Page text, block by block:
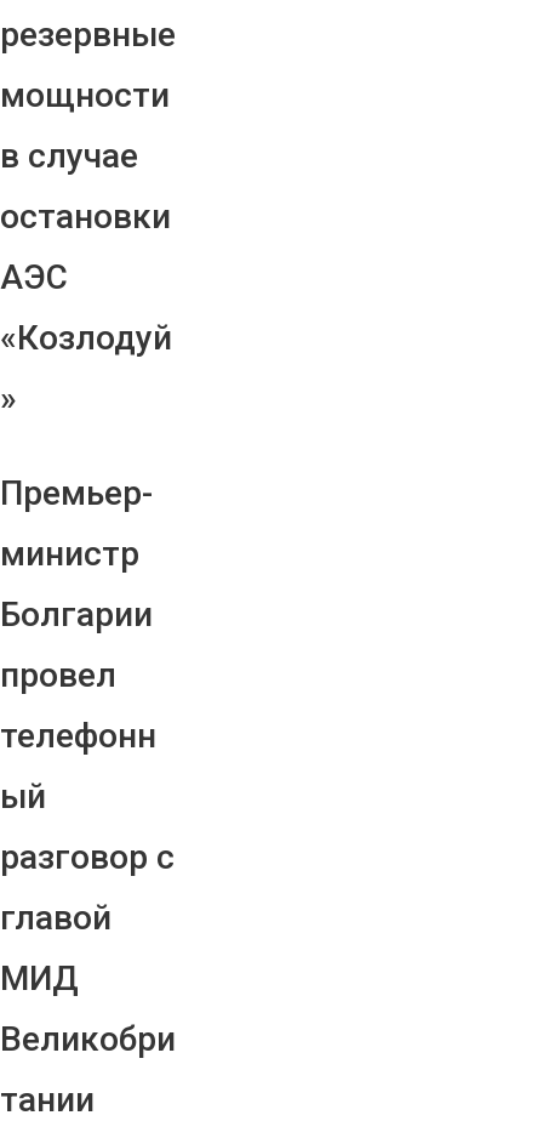
резервные
мощности
в случае
остановки
АЭС
«Козлодуй
»
Премьер-
министр
Болгарии
провел
телефонн
ый
разговор с
главой
МИД
Великобри
тании